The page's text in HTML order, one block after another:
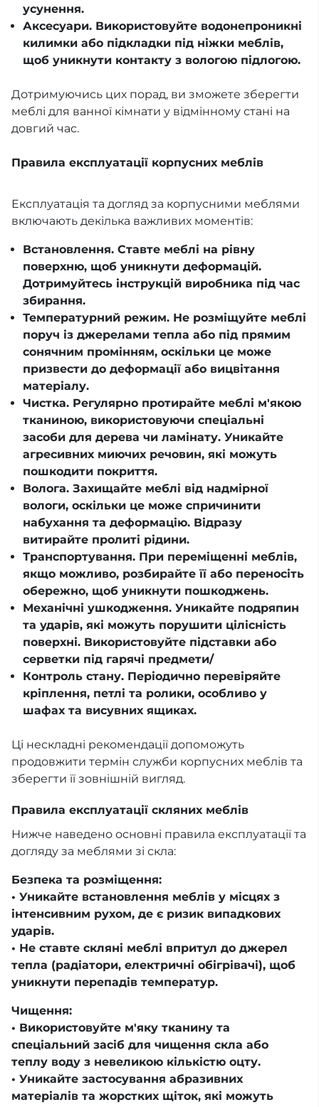
усунення.
Аксесуари. Використовуйте водонепроникні
килимки або підкладки під ніжки меблів,
щоб уникнути контакту з вологою підлогою.
Дотримуючись цих порад, ви зможете зберегти
меблі для ванної кімнати у відмінному стані на
довгий час.
Правила експлуатації корпусних меблів
Експлуатація та догляд за корпусними меблями
включають декілька важливих моментів:
Встановлення. Ставте меблі на рівну
поверхню, щоб уникнути деформацій.
Дотримуйтесь інструкцій виробника під час
збирання.
Температурний режим. Не розміщуйте меблі
поруч із джерелами тепла або під прямим
сонячним промінням, оскільки це може
призвести до деформації або вицвітання
матеріалу.
Чистка. Регулярно протирайте меблі м'якою
тканиною, використовуючи спеціальні
засоби для дерева чи ламінату. Уникайте
агресивних миючих речовин, які можуть
пошкодити покриття.
Волога. Захищайте меблі від надмірної
вологи, оскільки це може спричинити
набухання та деформацію. Відразу
витирайте пролиті рідини.
Транспортування. При переміщенні меблів,
якщо можливо, розбирайте її або переносіть
обережно, щоб уникнути пошкоджень.
Механічні ушкодження. Уникайте подряпин
та ударів, які можуть порушити цілісність
поверхні. Використовуйте підставки або
серветки під гарячі предмети/
Контроль стану. Періодично перевіряйте
кріплення, петлі та ролики, особливо у
шафах та висувних ящиках.
Ці нескладні рекомендації допоможуть
продовжити термін служби корпусних меблів та
зберегти її зовнішній вигляд.
Правила експлуатації скляних меблів
Нижче наведено основні правила експлуатації та
догляду за меблями зі скла:
Безпека та розміщення:
• Уникайте встановлення меблів у місцях з
інтенсивним рухом, де є ризик випадкових
ударів.
• Не ставте скляні меблі впритул до джерел
тепла (радіатори, електричні обігрівачі), щоб
уникнути перепадів температур.
Чищення:
• Використовуйте м'яку тканину та
спеціальний засіб для чищення скла або
теплу воду з невеликою кількістю оцту.
• Уникайте застосування абразивних
матеріалів та жорстких щіток, які можуть